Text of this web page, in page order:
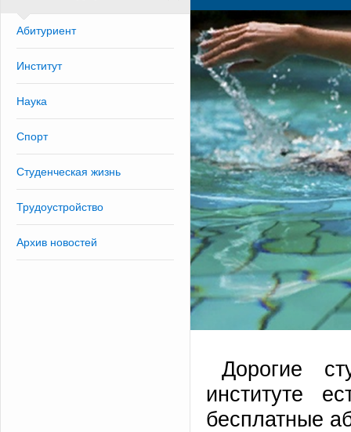
Абитуриент
Институт
Наука
Спорт
Студенческая жизнь
Трудоустройство
Архив новостей
Дорогие
институте
бесплатные